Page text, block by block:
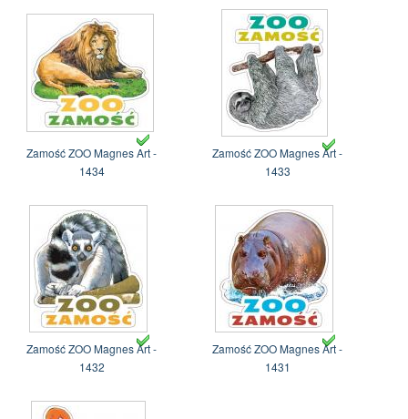
Zamość ZOO Magnes Art -
1434
Zamość ZOO Magnes Art -
1433
Zamość ZOO Magnes Art -
1432
Zamość ZOO Magnes Art -
1431